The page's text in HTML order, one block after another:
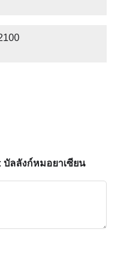
บัลลังก์หมอยาเซียน